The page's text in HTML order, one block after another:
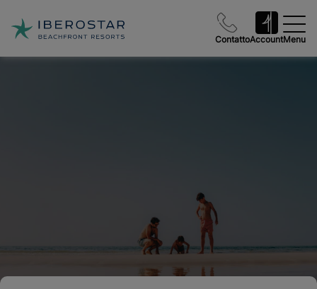
ContattoAccountMenu